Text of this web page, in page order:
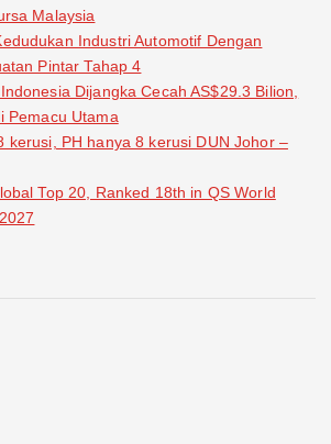
Malaysia
Industri Automotif Dengan
Pintar Tahap 4
Dijangka Cecah AS$29.3 Bilion,
Pemacu Utama
kerusi, PH hanya 8 kerusi DUN Johor –
Top 20, Ranked 18th in QS World